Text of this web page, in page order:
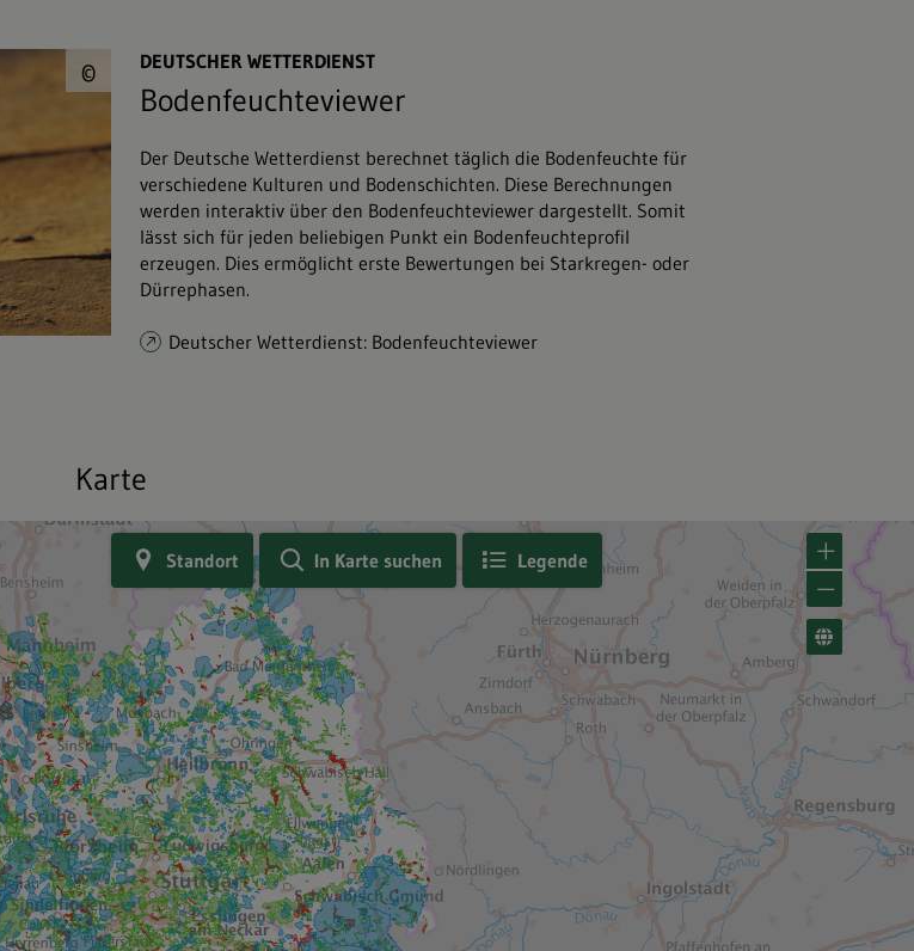
© © Viktor&#047;Fotolia.com
DEUTSCHER WETTERDIENST
Bodenfeuchteviewer
Der Deutsche Wetterdienst berechnet täglich die Bodenfeuchte für
verschiedene Kulturen und Bodenschichten. Diese Berechnungen
werden interaktiv über den Bodenfeuchteviewer dargestellt. Somit
lässt sich für jeden beliebigen Punkt ein Bodenfeuchteprofil
erzeugen. Dies ermöglicht erste Bewertungen bei Starkregen- oder
Dürrephasen.
Deutscher Wetterdienst: Bodenfeuchteviewer
Karte